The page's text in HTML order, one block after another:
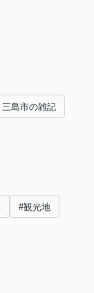
三島市の雑記
#観光地